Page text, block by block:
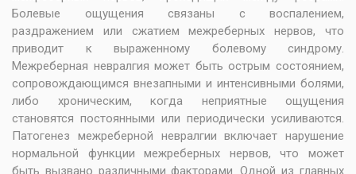
Болевые ощущения связаны с воспалением,
раздражением или сжатием межреберных нервов, что
приводит к выраженному болевому синдрому.
Межреберная невралгия может быть острым состоянием,
сопровождающимся внезапными и интенсивными болями,
либо хроническим, когда неприятные ощущения
становятся постоянными или периодически усиливаются.
Патогенез межреберной невралгии включает нарушение
нормальной функции межреберных нервов, что может
быть вызвано различными факторами. Одной из главных